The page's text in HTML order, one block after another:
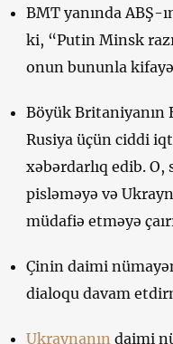
BMT yanında ABŞ-
ki, “Putin Minsk
onun bununla
Böyük Britaniyanın
Rusiya üçün ciddi
xəbərdarlıq edib. O,
pisləməyə və
müdafiə etməyə
Çinin daimi
dialoqu davam
Ukraynanın daimi